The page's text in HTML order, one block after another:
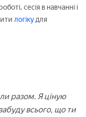
сесія в навчанні і
логікудля
разом. Я ціную
всього, що ти